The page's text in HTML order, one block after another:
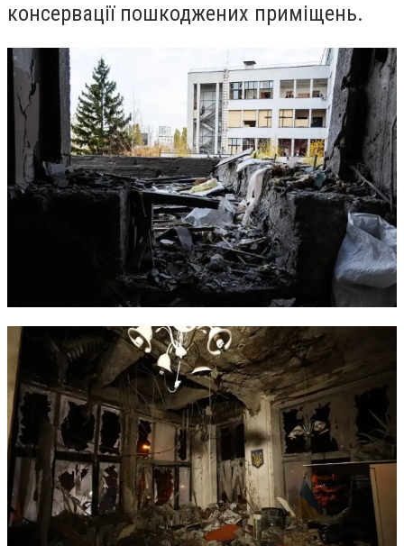
консервації пошкоджених приміщень.